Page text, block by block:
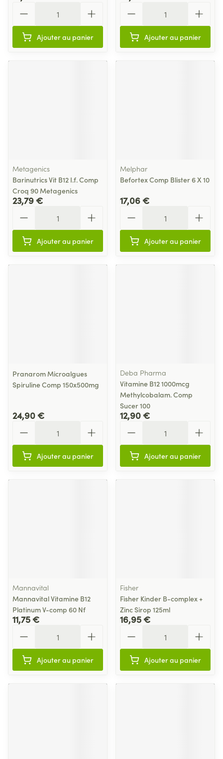
Ajouter au panier Ajouter au panier
Metagenics
Barinutrics Vit B12 I.f. Comp
Croq 90 Metagenics
23,79 €
Ajouter au panier
Melphar
Befortex Comp Blister 6 X 10
17,06 €
Ajouter au panier
Pranarom Microalgues
Spiruline Comp 150x500mg
24,90 €
Ajouter au panier
Deba Pharma
Vitamine B12 1000mcg
Methylcobalam. Comp
Sucer 100
12,90 €
Ajouter au panier
Mannavital
Mannavital Vitamine B12
Platinum V-comp 60 Nf
11,75 €
Ajouter au panier
Fisher
Fisher Kinder B-complex +
Zinc Sirop 125ml
16,95 €
Ajouter au panier